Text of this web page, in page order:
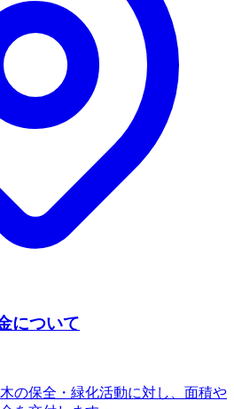
について
の保全・緑化活動に対し、面積や